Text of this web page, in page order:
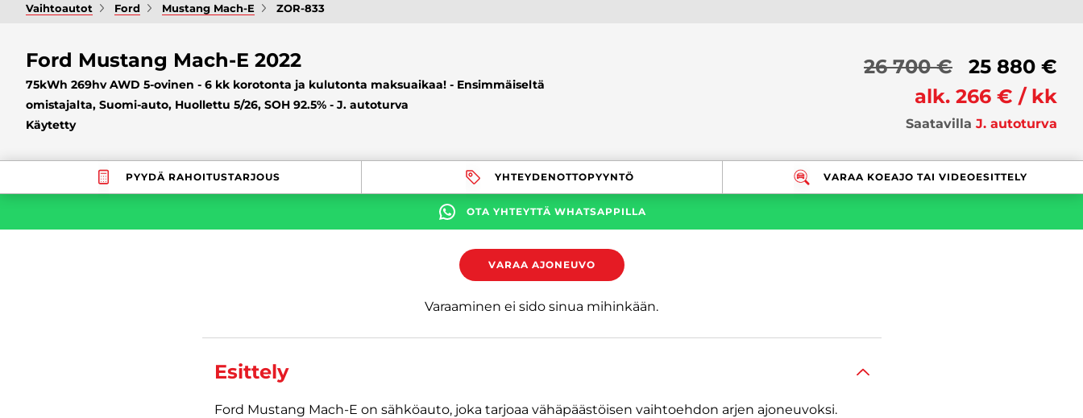
Vaihtoautot Ford Mustang Mach-E ZOR-833
Ford Mustang Mach-E 2022
75kWh 269hv AWD 5-ovinen - 6 kk korotonta ja kulutonta maksuaikaa! - Ensimmäiseltä
omistajalta, Suomi-auto, Huollettu 5/26, SOH 92.5% - J. autoturva
Käytetty
26 700 €
25 880 €
alk. 266 € / kk
Saatavilla J. autoturva
PYYDÄ RAHOITUSTARJOUS YHTEYDENOTTOPYYNTÖ VARAA KOEAJO TAI VIDEOESITTELY
OTA YHTEYTTÄ WHATSAPPILLA
VARAA AJONEUVO
Varaaminen ei sido sinua mihinkään.
Esittely
Ford Mustang Mach-E on sähköauto, joka tarjoaa vähäpäästöisen vaihtoehdon arjen ajoneuvoksi.